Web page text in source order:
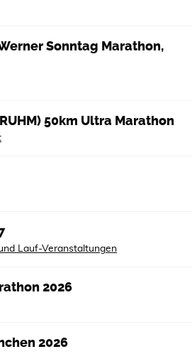
Sonntag Marathon,
50km Ultra Marathon
Lauf-Veranstaltungen
2026
2026